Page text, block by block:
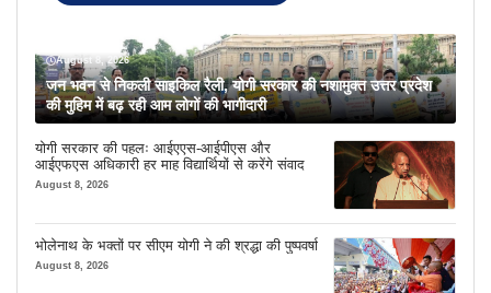
August 8, 2026
जन भवन से निकली साइकिल रैली, योगी सरकार की नशामुक्त उत्तर प्रदेश
की मुहिम में बढ़ रही आम लोगों की भागीदारी
योगी सरकार की पहलः आईएएस-आईपीएस और
आईएफएस अधिकारी हर माह विद्यार्थियों से करेंगे संवाद
August 8, 2026
भोलेनाथ के भक्तों पर सीएम योगी ने की श्रद्धा की पुष्पवर्षा
August 8, 2026